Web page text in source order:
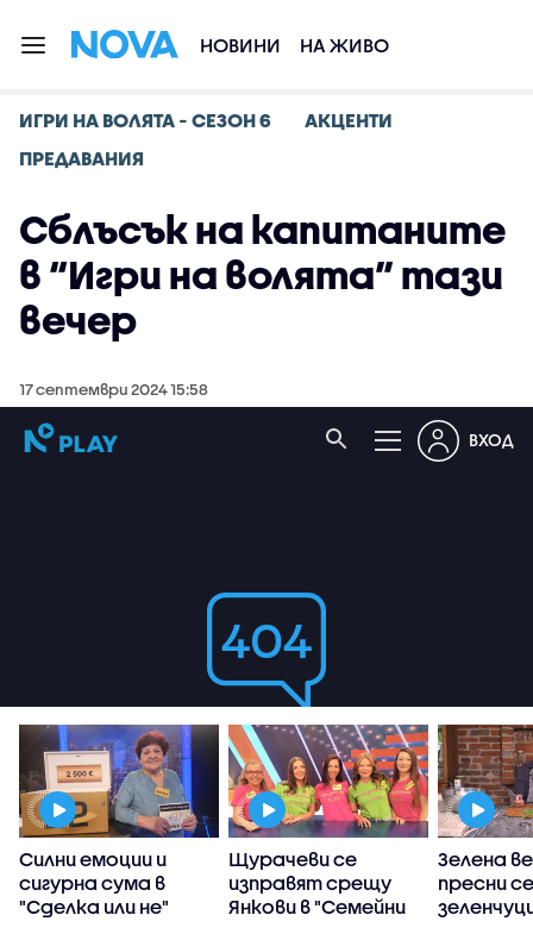
НОВИНИ НА ЖИВО
ИГРИ НА ВОЛЯТА - СЕЗОН 6
АКЦЕНТИ
ПРЕДАВАНИЯ
Сблъсък на капитаните
в “Игри на волята” тази
вечер
17 септември 2024 15:58
Силни емоции и
сигурна сума в
"Сделка или не"
Щурачеви се
изправят срещу
Янкови в "Семейни
Зелена
пресни